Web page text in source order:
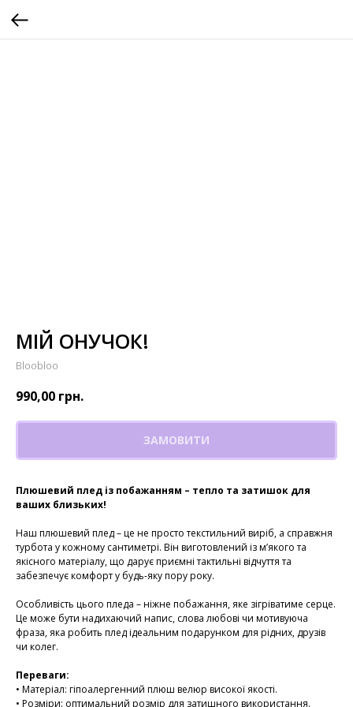
МІЙ ОНУЧОК!
Bloobloo
990,00 грн.
ЗАМОВИТИ
Плюшевий плед із побажанням – тепло та затишок для
ваших близьких!
Наш плюшевий плед – це не просто текстильний виріб, а справжня
турбота у кожному сантиметрі. Він виготовлений із м’якого та
якісного матеріалу, що дарує приємні тактильні відчуття та
забезпечує комфорт у будь-яку пору року.
Особливість цього пледа – ніжне побажання, яке зігріватиме серце.
Це може бути надихаючий напис, слова любові чи мотивуюча
фраза, яка робить плед ідеальним подарунком для рідних, друзів
чи колег.
Переваги:
• Матеріал: гіпоалергенний плюш велюр високої якості.
• Розміри: оптимальний розмір для затишного використання.